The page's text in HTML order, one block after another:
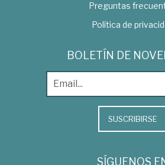
Preguntas
Política de
BOLETÍN DE
SUSCRIBIRSE
SÍGUENOS